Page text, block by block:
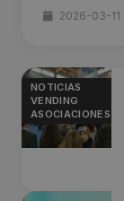
2026-03-11
NOTICIAS
VENDING
ASOCIACIONES